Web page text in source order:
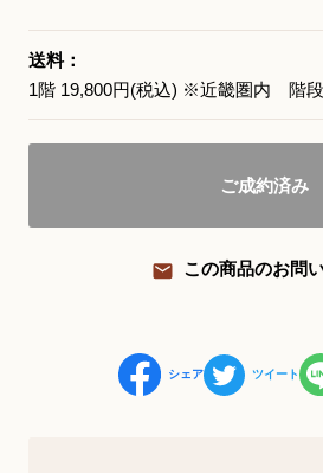
〒541-0057
大阪府大阪市中央区北久宝寺町3丁目
YouTube 公
ピアノ弾き比
送料：
1階 19,800円(税込) ※近畿圏内 階
ご成約済み
この商品のお問
シェア ツイート